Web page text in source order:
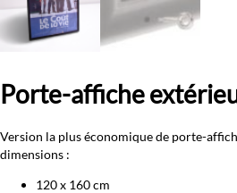
Porte-affiche
Version la plus économique de porte-
dimensions :
120 x 160 cm